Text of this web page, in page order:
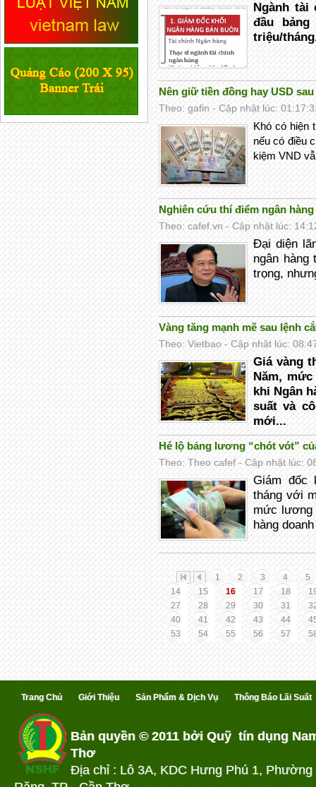
Ngành tài
đầu
triệu/
Nên giữ tiền đồng hay USD
Theo: gafin - Cập nhật lúc:
Khó có hiện
nếu có điều
kiệm VND
Nghiên cứu thí điểm ngân
Theo: cafef.vn - Cập nhật lúc:
Đại diện
ngân hàng
trọng,
Vàng tăng mạnh mẽ sau lệnh
Theo: Vietbao - Cập nhật lúc:
Giá vàng
Năm,
khi Ngân
suất và
mới...
Hé lộ bảng lương “chót vót”
Theo: Theo cafef - Cập nhật lúc:
Giám đốc
tháng với
mức lương
hàng
1 2 3 4
5
14
15 16 17 18
27
28 29 30 31
40
41 42 43 44
53
54 55 56 57
Trang Chủ Giới Thiệu Sản Phẩm & Dịch Vụ Thông Báo Lãi Suất
Bản quyền © 2011 bởi Quỹ tín dụng
Thơ
Địa chỉ : Lô 3A, KDC Hưng Phú 1,